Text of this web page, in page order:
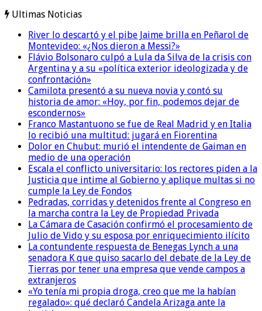
Ultimas Noticias
River lo descartó y el pibe Jaime brilla en Peñarol de
Montevideo: «¿Nos dieron a Messi?»
Flávio Bolsonaro culpó a Lula da Silva de la crisis con
Argentina y a su «política exterior ideologizada y de
confrontación»
Camilota presentó a su nueva novia y contó su
historia de amor: «Hoy, por fin, podemos dejar de
escondernos»
Franco Mastantuono se fue de Real Madrid y en Italia
lo recibió una multitud: jugará en Fiorentina
Dolor en Chubut: murió el intendente de Gaiman en
medio de una operación
Escala el conflicto universitario: los rectores piden a la
Justicia que intime al Gobierno y aplique multas si no
cumple la Ley de Fondos
Pedradas, corridas y detenidos frente al Congreso en
la marcha contra la Ley de Propiedad Privada
La Cámara de Casación confirmó el procesamiento de
Julio de Vido y su esposa por enriquecimiento ilícito
La contundente respuesta de Benegas Lynch a una
senadora K que quiso sacarlo del debate de la Ley de
Tierras por tener una empresa que vende campos a
extranjeros
«Yo tenía mi propia droga, creo que me la habían
regalado»: qué declaró Candela Arizaga ante la